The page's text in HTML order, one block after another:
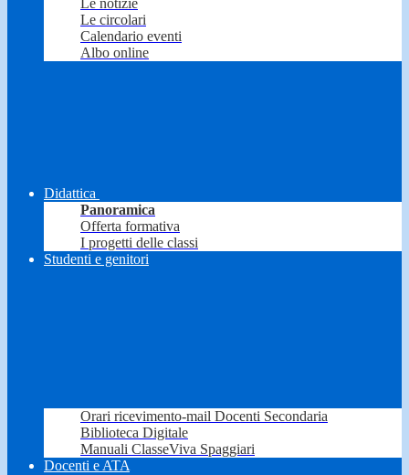
Le notizie
Le circolari
Calendario eventi
Albo online
Didattica
Panoramica
Offerta formativa
I progetti delle classi
Studenti e genitori
Orari ricevimento-mail Docenti Secondaria
Biblioteca Digitale
Manuali ClasseViva Spaggiari
Docenti e ATA